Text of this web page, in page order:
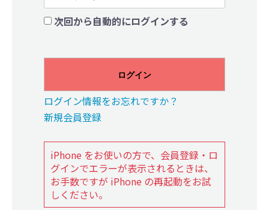
次回から自動的にログインする
ログイン
ログイン情報をお忘れですか？
新規会員登録
iPhone をお使いの方で、会員登録・ロ
グインでエラーが表示されるときは、
お手数ですが iPhone の再起動をお試
しください。